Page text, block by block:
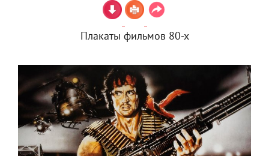
Плакаты фильмов 80-х